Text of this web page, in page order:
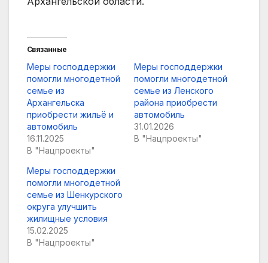
Связанные
Меры господдержки
помогли многодетной
семье из
Архангельска
приобрести жильё и
автомобиль
16.11.2025
В "Нацпроекты"
Меры господдержки
помогли многодетной
семье из Ленского
района приобрести
автомобиль
31.01.2026
В "Нацпроекты"
Меры господдержки
помогли многодетной
семье из Шенкурского
округа улучшить
жилищные условия
15.02.2025
В "Нацпроекты"